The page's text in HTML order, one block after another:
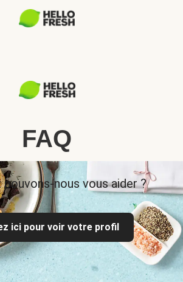
FAQ
nous vous aider ?
ici pour voir votre profil